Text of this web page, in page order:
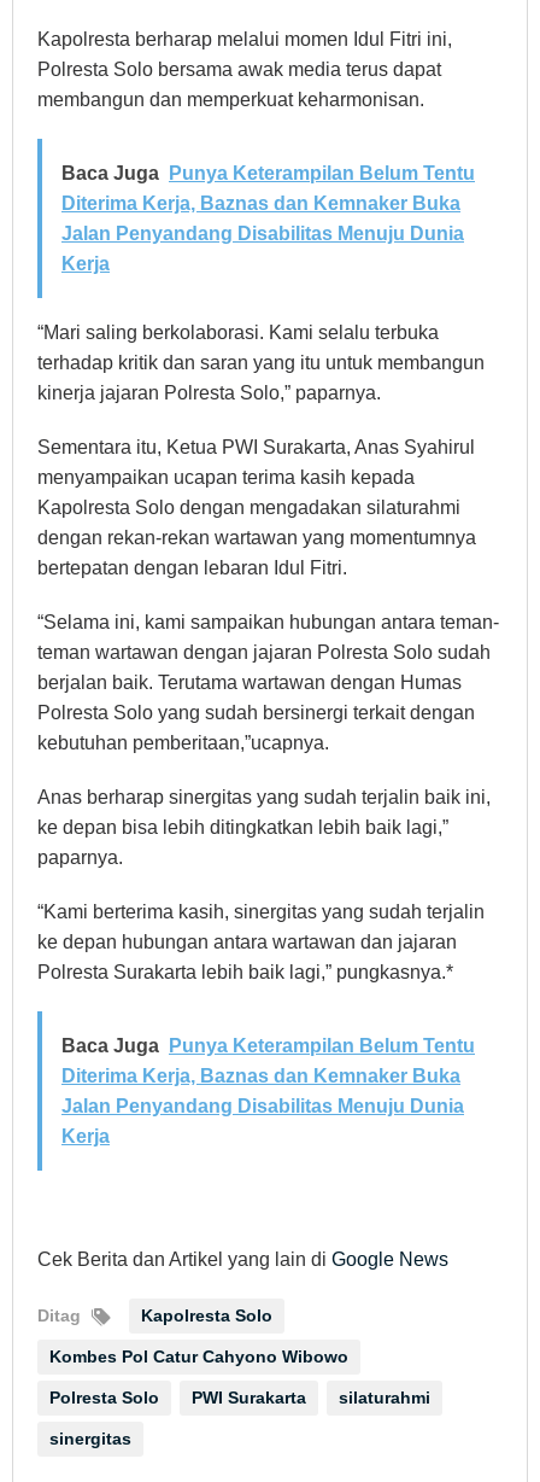
Kapolresta berharap melalui momen Idul Fitri ini,
Polresta Solo bersama awak media terus dapat
membangun dan memperkuat keharmonisan.
Baca Juga
Punya Keterampilan Belum Tentu
Diterima Kerja, Baznas dan Kemnaker Buka
Jalan Penyandang Disabilitas Menuju Dunia
Kerja
“Mari saling berkolaborasi. Kami selalu terbuka
terhadap kritik dan saran yang itu untuk membangun
kinerja jajaran Polresta Solo,” paparnya.
Sementara itu, Ketua PWI Surakarta, Anas Syahirul
menyampaikan ucapan terima kasih kepada
Kapolresta Solo dengan mengadakan silaturahmi
dengan rekan-rekan wartawan yang momentumnya
bertepatan dengan lebaran Idul Fitri.
“Selama ini, kami sampaikan hubungan antara teman-
teman wartawan dengan jajaran Polresta Solo sudah
berjalan baik. Terutama wartawan dengan Humas
Polresta Solo yang sudah bersinergi terkait dengan
kebutuhan pemberitaan,”ucapnya.
Anas berharap sinergitas yang sudah terjalin baik ini,
ke depan bisa lebih ditingkatkan lebih baik lagi,”
paparnya.
“Kami berterima kasih, sinergitas yang sudah terjalin
ke depan hubungan antara wartawan dan jajaran
Polresta Surakarta lebih baik lagi,” pungkasnya.*
Baca Juga
Punya Keterampilan Belum Tentu
Diterima Kerja, Baznas dan Kemnaker Buka
Jalan Penyandang Disabilitas Menuju Dunia
Kerja
Cek Berita dan Artikel yang lain di Google News
Ditag Kapolresta Solo
Kombes Pol Catur Cahyono Wibowo
Polresta Solo PWI Surakarta silaturahmi
sinergitas